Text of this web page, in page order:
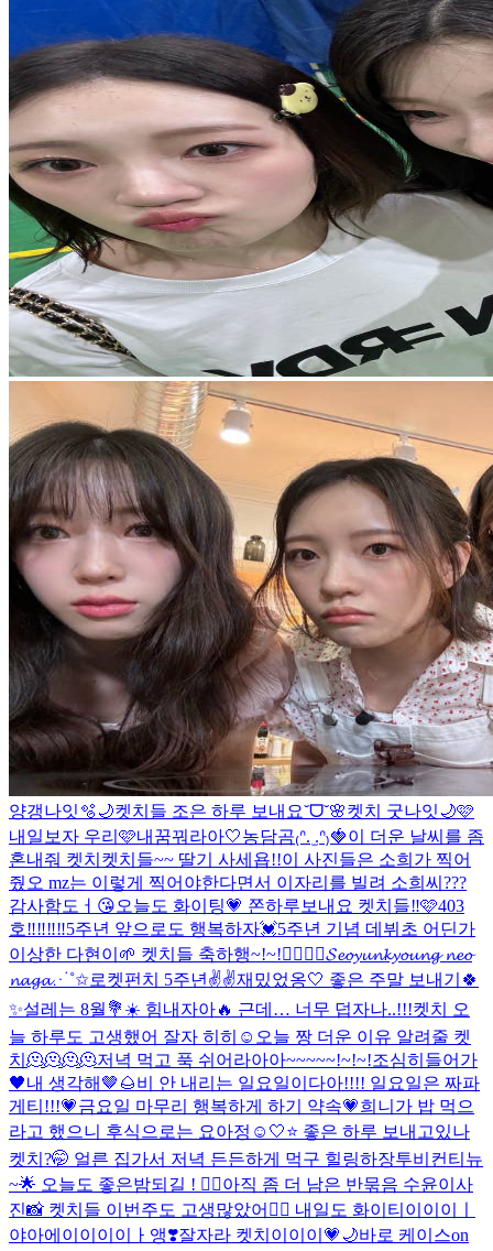
양갱나잇🫧🌙켓치들 조은 하루 보내요˘ᗜ˘🌸켓치 굿나잇🌙🩷
내일보자 우리🩷내꿈꿔라아🤍농담곰₍ᐢ. ̫.ᐢ₎🍓이 더운 날씨를 좀
혼내줘 켓치 켓치들~~ 딸기 사세욥!!이 사진들은 소희가 찍어
줬오 mz는 이렇게 찍어야한다면서 이자리를 빌려 소희씨???
감사함도ㅓ😘오늘도 화이팅💗 쫀하루보내요 켓치들‼️🩷403
호‼️‼️‼️‼️5주년 앞으로도 행복하자💓5주년 기념 데뷔초 어딘가
이상한 다현이🌱 켓치들 축하행~!~!❤️‍🔥❤️‍🔥𝓢𝓮𝓸𝔂𝓾𝓷𝓴𝔂𝓸𝓾𝓷𝓰 𝓷𝓮𝓸
𝓷𝓪𝓰𝓪⋰˚✩로켓펀치 5주년✌️✌️재밌었옹🤍 좋은 주말 보내기🍀
✨설레는 8월💐☀️ 힘내자아🔥 근데… 너무 덥자나..!!!켓치 오
늘 하루도 고생했어 잘자 히히☺ 오늘 짱 더운 이유 알려줄 켓
치🫠🫠🫠🫠저녁 먹고 푹 쉬어라아아~~~~~!~!~!조심히들어가
🖤내 생각해🤎🌰비 안 내리는 일요일이다아!!!! 일요일은 짜파
게티!!!💗금요일 마무리 행복하게 하기 약속💗희니가 밥 먹으
라고 했으니 후식으로는 요아정☺️ 🤍⭐️ 좋은 하루 보내고있나
켓치?🤭 얼른 집가서 저녁 든든하게 먹구 힐링하장투비컨티뉴
~🌟 오늘도 좋은밤되길 ! ❤️‍🔥아직 좀 더 남은 반묶음 수윤이사
진📸 켓치들 이번주도 고생많았어❤️‍🔥 내일도 화이티이이이ㅣ
야아에이이이이ㅏ앵❣️잘자라 켓치이이이💗🌙바로 케이스on